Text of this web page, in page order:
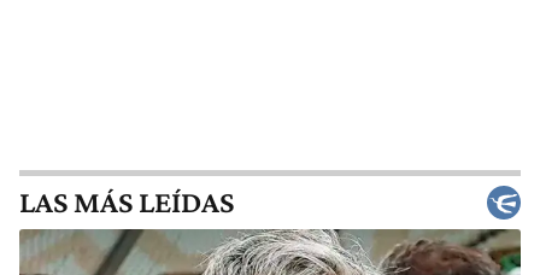
LAS MÁS LEÍDAS